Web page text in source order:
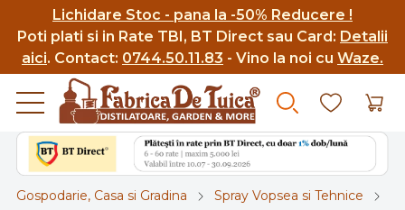
Lichidare Stoc - pana la -50% Reducere !
Poti plati si in Rate TBI, BT Direct sau Card: Detalii
aici. Contact: 0744.50.11.83 - Vino la noi cu Waze.
Gospodarie, Casa si Gradina Spray Vopsea si Tehnice